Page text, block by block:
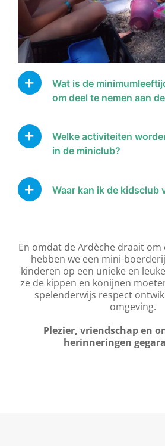
Wat is de
om deel te nemen aan
Welke activiteiten
in de miniclub?
Waar kan ik de kidsclub
En omdat de Ardèche draait
hebben we een mini-
kinderen op een unieke en
ze de kippen en konijnen
spelenderwijs respect
omgeving.
Plezier, vriendschap en
herinneringen